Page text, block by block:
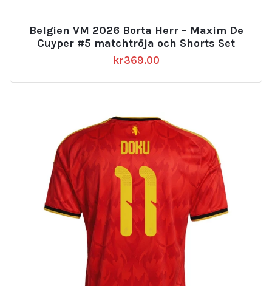
Belgien VM 2026 Borta Herr – Maxim De
Cuyper #5 matchtröja och Shorts Set
kr369.00